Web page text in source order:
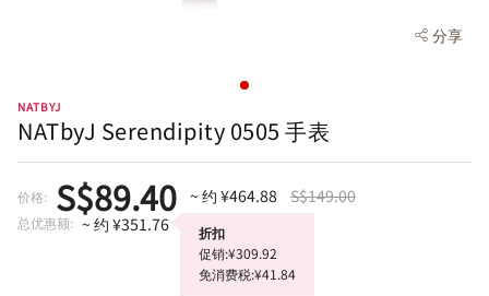
分享
NATBYJ
NATbyJ Serendipity 0505 手表
价格: S$89.40 ~ 约 ¥464.88 S$149.00
总优惠额: ~ 约 ¥351.76
折扣
促销:¥309.92
免消费税:¥41.84